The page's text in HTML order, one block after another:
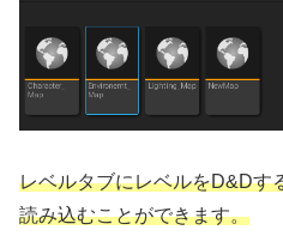
レベルタブにレベルをD&Dす
読み込むことができます。